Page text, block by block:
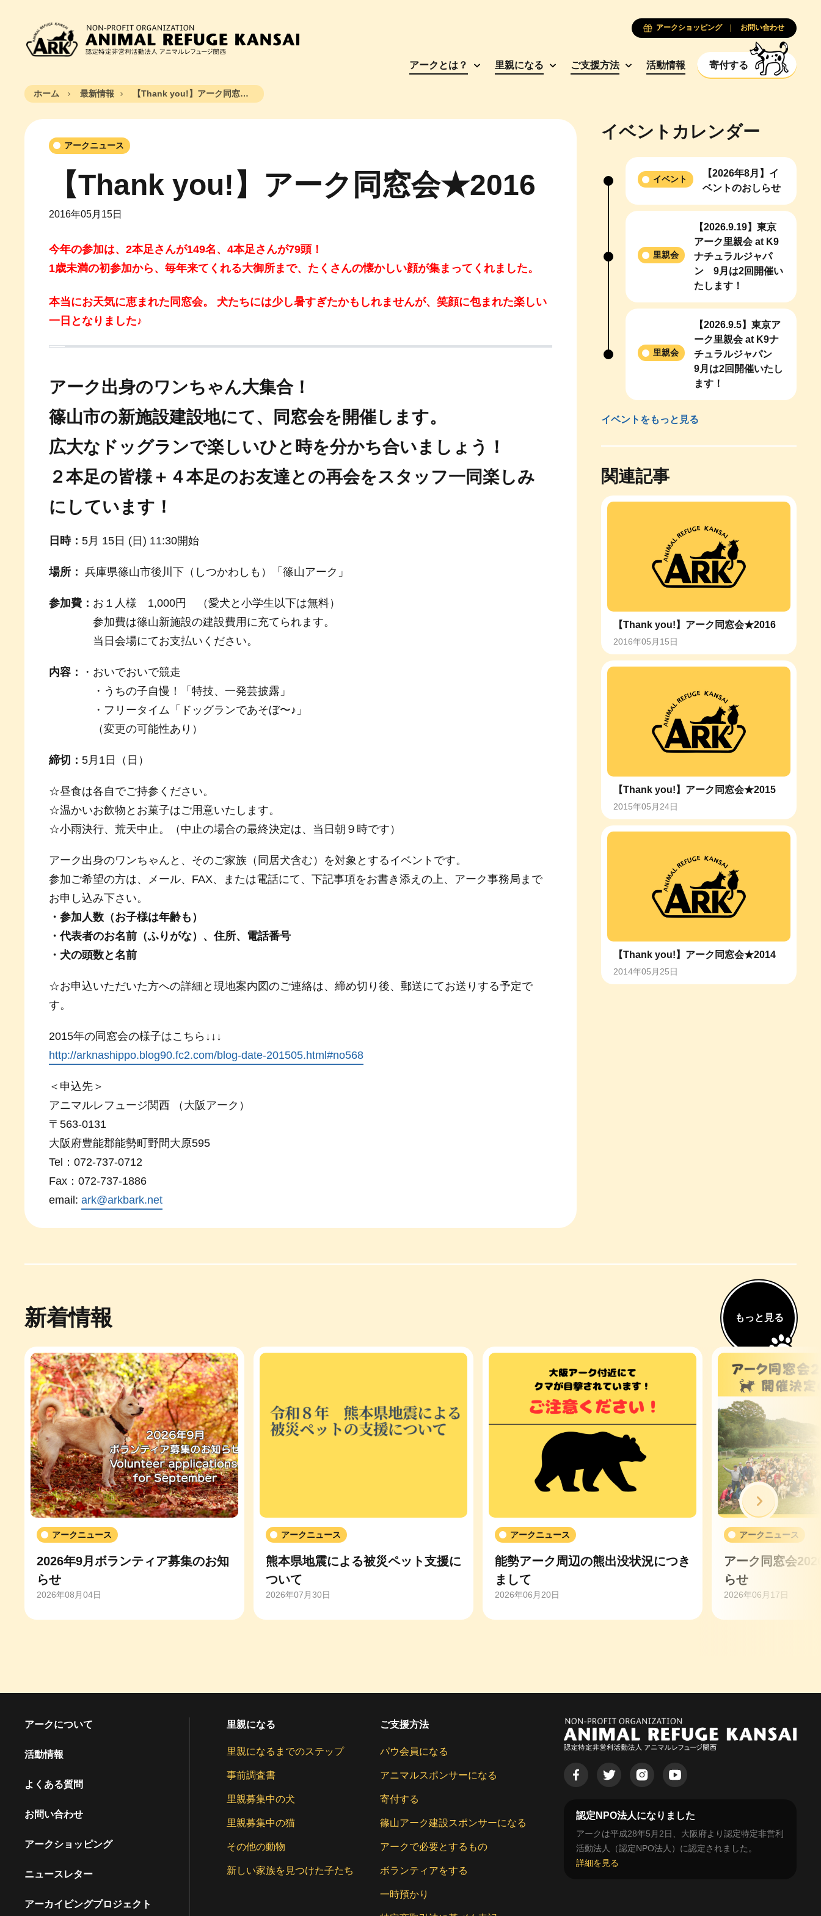
アークとは？ 里親になる ご支援方法 活動情報 寄付する
アークショッピング お問い合わせ
ホーム 最新情報 【Thank you!】アーク同窓会★2016
アークニュース
【Thank you!】アーク同窓会★2016
2016年05月15日
今年の参加は、2本足さんが149名、4本足さんが79頭！
1歳未満の初参加から、毎年来てくれる大御所まで、たくさんの懐かしい顔が集まってくれました。
本当にお天気に恵まれた同窓会。 犬たちには少し暑すぎたかもしれませんが、笑顔に包まれた楽しい
一日となりました♪
アーク出身のワンちゃん大集合！
篠山市の新施設建設地にて、同窓会を開催します。
広大なドッグランで楽しいひと時を分かち合いましょう！
２本足の皆様＋４本足のお友達との再会をスタッフ一同楽しみ
にしています！
日時： 5月 15日 (日) 11:30開始
場所： 兵庫県篠山市後川下（しつかわしも）「篠山アーク」
参加費： お１人様 1,000円 （愛犬と小学生以下は無料）
参加費は篠山新施設の建設費用に充てられます。
当日会場にてお支払いください。
内容：
・おいでおいで競走
・うちの子自慢！「特技、一発芸披露」
・フリータイム「ドッグランであそぼ〜♪」
（変更の可能性あり）
締切： 5月1日（日）
☆昼食は各自でご持参ください。
☆温かいお飲物とお菓子はご用意いたします。
☆小雨決行、荒天中止。（中止の場合の最終決定は、当日朝９時です）
アーク出身のワンちゃんと、そのご家族（同居犬含む）を対象とするイベントです。
参加ご希望の方は、メール、FAX、または電話にて、下記事項をお書き添えの上、アーク事務局まで
お申し込み下さい。
・参加人数（お子様は年齢も）
・代表者のお名前（ふりがな）、住所、電話番号
・犬の頭数と名前
☆お申込いただいた方への詳細と現地案内図のご連絡は、締め切り後、郵送にてお送りする予定で
す。
2015年の同窓会の様子はこちら↓↓↓
http://arknashippo.blog90.fc2.com/blog-date-201505.html#no568
＜申込先＞
アニマルレフュージ関西 （大阪アーク）
〒563-0131
大阪府豊能郡能勢町野間大原595
Tel：072-737-0712
Fax：072-737-1886
email: ark@arkbark.net
イベントカレンダー
【2026年8月】イ
ベントのおしらせ
イベント
【2026.9.19】東京
アーク里親会 at K9
ナチュラルジャパ
ン 9月は2回開催い
たします！
里親会
【2026.9.5】東京ア
ーク里親会 at K9ナ
チュラルジャパン
9月は2回開催いたし
ます！
里親会
イベントをもっと見る
関連記事
【Thank you!】アーク同窓会★2016
2016年05月15日
【Thank you!】アーク同窓会★2015
2015年05月24日
【Thank you!】アーク同窓会★2014
2014年05月25日
新着情報 もっと見る
アークニュース
2026年9月ボランティア募集のお知
らせ
2026年08月04日
アークニュース
熊本県地震による被災ペット支援に
ついて
2026年07月30日
アークニュース
能勢アーク周辺の熊出没状況につき
まして
2026年06月20日
アークニュース
アーク同窓会
らせ
2026年06月17日
次へ
アークについて
活動情報
よくある質問
お問い合わせ
アークショッピング
ニュースレター
アーカイビングプロジェクト
里親になる
里親になるまでのステップ
事前調査書
里親募集中の犬
里親募集中の猫
その他の動物
新しい家族を見つけた子たち
ご支援方法
パウ会員になる
アニマルスポンサーになる
寄付する
篠山アーク建設スポンサーになる
アークで必要とするもの
ボランティアをする
一時預かり
認定NPO法人になりました
アークは平成28年5月2日、大阪府より認定特定非営利
活動法人（認定NPO法人）に認定されました。
詳細を見る